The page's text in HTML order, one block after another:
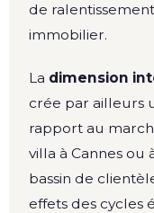
de
immobilier.
La dimension
crée par ailleurs
rapport au
villa à Cannes ou
bassin de
effets des cycles